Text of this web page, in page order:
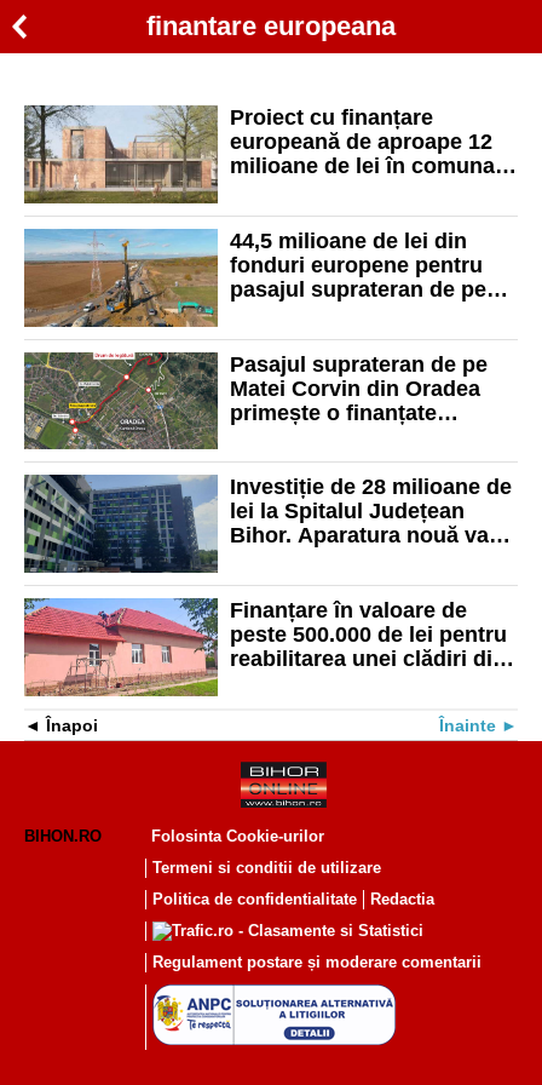
finantare europeana
Proiect cu finanțare
europeană de aproape 12
milioane de lei în comuna
44,5 milioane de lei din
fonduri europene pentru
pasajul suprateran de pe
Pasajul suprateran de pe
Matei Corvin din Oradea
primește o finanțate
vor începe lucrările
Investiție de 28 milioane de
lei la Spitalul Județean
Bihor. Aparatura nouă va
politraume
Finanțare în valoare de
peste 500.000 de lei pentru
reabilitarea unei clădiri din
Înapoi Înainte
BIHON.RO
Folosinta Cookie-urilor
Termeni si conditii de utilizare
Politica de confidentialitate
Redactia
Regulament postare și moderare comentarii